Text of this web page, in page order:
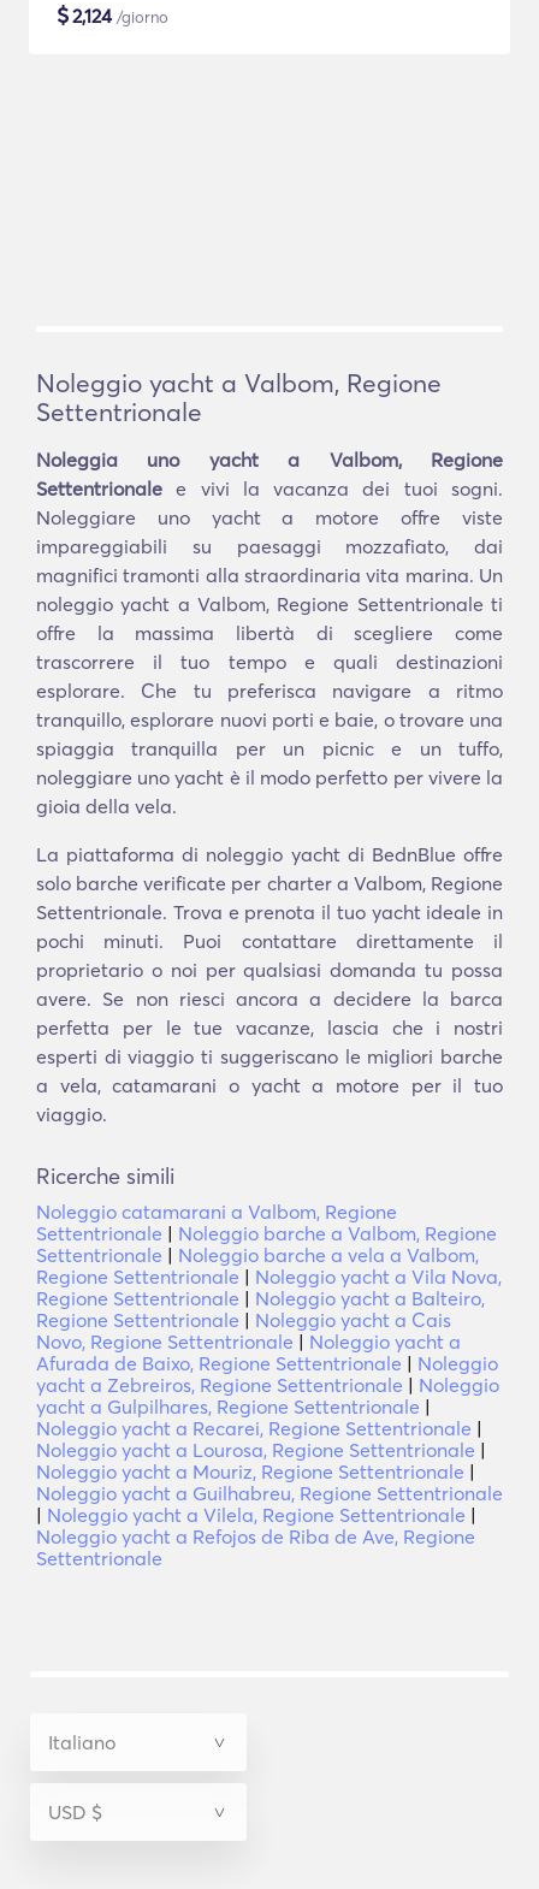
$2,124/giorno
Noleggio yacht a Valbom, Regione
Settentrionale
Noleggia uno yacht a Valbom, Regione
Settentrionale e vivi la vacanza dei tuoi sogni.
Noleggiare uno yacht a motore offre viste
impareggiabili su paesaggi mozzafiato, dai
magnifici tramonti alla straordinaria vita marina. Un
noleggio yacht a Valbom, Regione Settentrionale ti
offre la massima libertà di scegliere come
trascorrere il tuo tempo e quali destinazioni
esplorare. Che tu preferisca navigare a ritmo
tranquillo, esplorare nuovi porti e baie, o trovare una
spiaggia tranquilla per un picnic e un tuffo,
noleggiare uno yacht è il modo perfetto per vivere la
gioia della vela.
La piattaforma di noleggio yacht di BednBlue offre
solo barche verificate per charter a Valbom, Regione
Settentrionale. Trova e prenota il tuo yacht ideale in
pochi minuti. Puoi contattare direttamente il
proprietario o noi per qualsiasi domanda tu possa
avere. Se non riesci ancora a decidere la barca
perfetta per le tue vacanze, lascia che i nostri
esperti di viaggio ti suggeriscano le migliori barche
a vela, catamarani o yacht a motore per il tuo
viaggio.
Ricerche simili
Noleggio catamarani a Valbom, Regione
Settentrionale | Noleggio barche a Valbom, Regione
Settentrionale | Noleggio barche a vela a Valbom,
Regione Settentrionale | Noleggio yacht a Vila Nova,
Regione Settentrionale | Noleggio yacht a Balteiro,
Regione Settentrionale | Noleggio yacht a Cais
Novo, Regione Settentrionale | Noleggio yacht a
Afurada de Baixo, Regione Settentrionale | Noleggio
yacht a Zebreiros, Regione Settentrionale | Noleggio
yacht a Gulpilhares, Regione Settentrionale |
Noleggio yacht a Recarei, Regione Settentrionale |
Noleggio yacht a Lourosa, Regione Settentrionale |
Noleggio yacht a Mouriz, Regione Settentrionale |
Noleggio yacht a Guilhabreu, Regione Settentrionale
| Noleggio yacht a Vilela, Regione Settentrionale |
Noleggio yacht a Refojos de Riba de Ave, Regione
Settentrionale